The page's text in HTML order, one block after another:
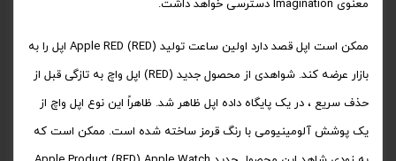
معنوی Imagination دسترسی خواهد داشت.
ممکن است اپل قصد دارد اولین ساعت تولید Apple RED (RED) اپل را به
بازار عرضه کند. شواهدی از محصول جدید (RED) اپل واچ به تازگی قبل از
حذف سریع ، در یک پایگاه داده اپل ظاهر شد. ظاهراً این نوع اپل واچ از
یک پوشش آلومینیومی با رنگ قرمز ساخته شده است. ممکن است که